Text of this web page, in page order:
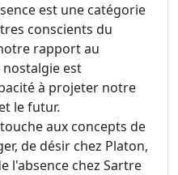
est une catégorie
conscients du
rapport au
nostalgie est
à projeter notre
le futur.
aux concepts de
de désir chez Platon,
l'absence chez Sartre